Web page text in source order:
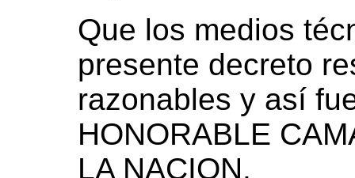
Que los medios
presente decreto
razonables y así
HONORABLE
LA NACION.